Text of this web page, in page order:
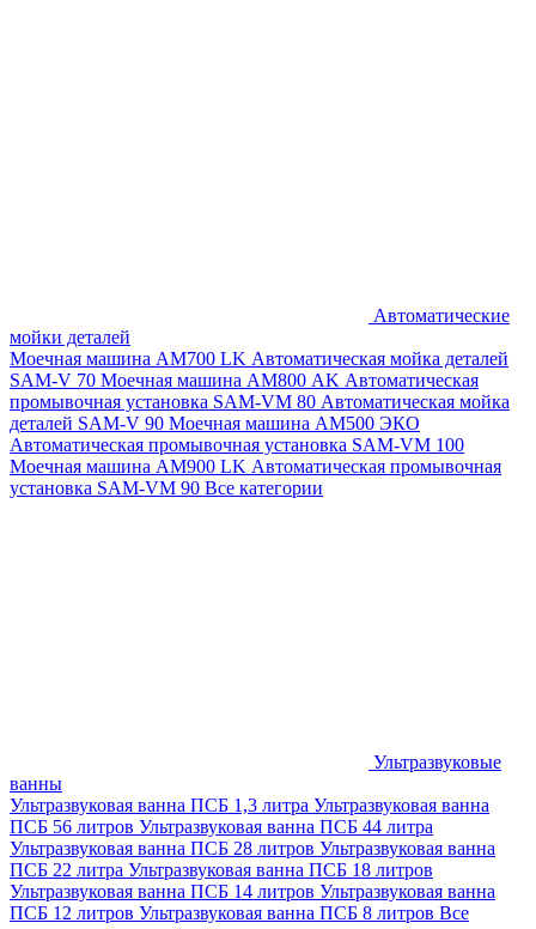
Автоматические
мойки деталей
Моечная машина AM700 LK Автоматическая мойка деталей
SAM-V 70 Моечная машина АМ800 AK Автоматическая
промывочная установка SAM-VM 80 Автоматическая мойка
деталей SAM-V 90 Моечная машина АМ500 ЭКО
Автоматическая промывочная установка SAM-VM 100
Моечная машина AM900 LK Автоматическая промывочная
установка SAM-VM 90 Все категории
Ультразвуковые
ванны
Ультразвуковая ванна ПСБ 1,3 литра Ультразвуковая ванна
ПСБ 56 литров Ультразвуковая ванна ПСБ 44 литра
Ультразвуковая ванна ПСБ 28 литров Ультразвуковая ванна
ПСБ 22 литра Ультразвуковая ванна ПСБ 18 литров
Ультразвуковая ванна ПСБ 14 литров Ультразвуковая ванна
ПСБ 12 литров Ультразвуковая ванна ПСБ 8 литров Все